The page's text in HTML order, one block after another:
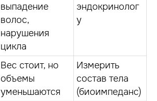
выпадение
волос,
нарушения
цикла
эндокринолог
у
Вес стоит, но
объемы
уменьшаются
Измерить
состав тела
(биоимпеданс)